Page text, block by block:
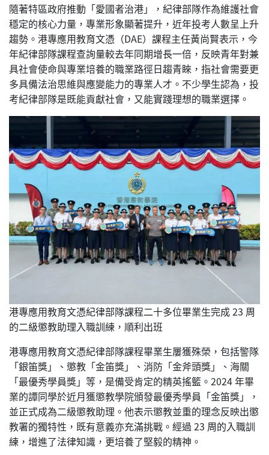
隨著特區政府推動「愛國者治港」，紀律部隊作為維護社會
穩定的核心力量，專業形象顯著提升，近年投考人數呈上升
趨勢。港專應用教育文憑（DAE）課程主任黃尚賢表示，今
年紀律部隊課程查詢量較去年同期增長一倍，反映青年對兼
具社會使命與專業培養的職業路徑日趨青睞，指社會需要更
多具備法治思維與應變能力的專業人才。不少學生認為，投
考紀律部隊是既能貢獻社會，又能實踐理想的職業選擇。
港專應用教育文憑紀律部隊課程二十多位畢業生完成 23 周
的二級懲教助理入職訓練，順利出班
港專應用教育文憑紀律部隊課程畢業生屢獲殊榮，包括警隊
「銀笛獎」、懲教「金笛獎」、消防「金斧頭獎」、海關
「最優秀學員獎」等，是備受肯定的精英搖籃。2024 年畢
業的譚同學於近月獲懲教學院頒發最優秀學員「金笛獎」，
並正式成為二級懲教助理。他表示懲教並重的理念反映出懲
教署的獨特性，既有意義亦充滿挑戰。經過 23 周的入職訓
練，增進了法律知識，更培養了堅毅的精神。